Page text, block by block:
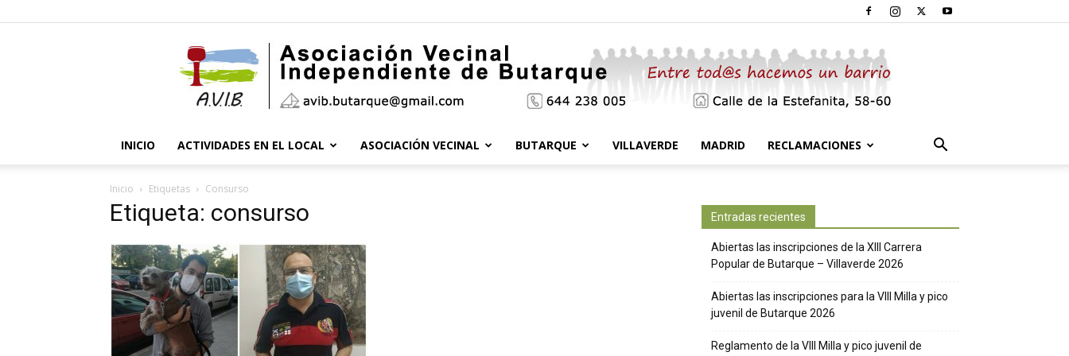
INICIO ACTIVIDADES EN EL LOCAL ASOCIACIÓN VECINAL BUTARQUE VILLAVERDE MADRID RECLAMACIONES
Inicio Etiquetas Consurso
Etiqueta: consurso Entradas recientes
Abiertas las inscripciones de la XIII Carrera
Popular de Butarque – Villaverde 2026
Abiertas las inscripciones para la VIII Milla y pico
juvenil de Butarque 2026
Reglamento de la VIII Milla y pico juvenil de